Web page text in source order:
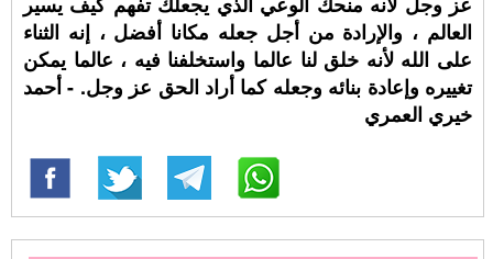
العالم ، والإرادة من أجل جعله مكانا أفضل ، إنه الثناء
على الله لأنه خلق لنا عالما واستخلفنا فيه ، عالما يمكن
تغييره وإعادة بنائه وجعله كما أراد الحق عز وجل. - أحمد
خيري العمري